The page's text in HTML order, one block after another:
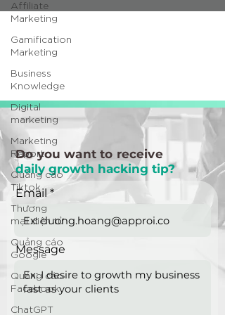
Affiliate
Marketing
Gamification
Marketing
Business
Knowledge
Digital
marketing
Marketing
Report
Quảng cáo
Tiktok
Thương
mại điện tử
Quảng cáo
Google
Quảng cáo
Facebook
ChatGPT
Email
Message
Do you want to receive
daily growth hacking tip?